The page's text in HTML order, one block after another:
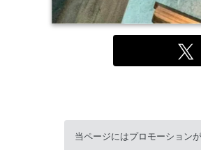
当ページにはプロモーション